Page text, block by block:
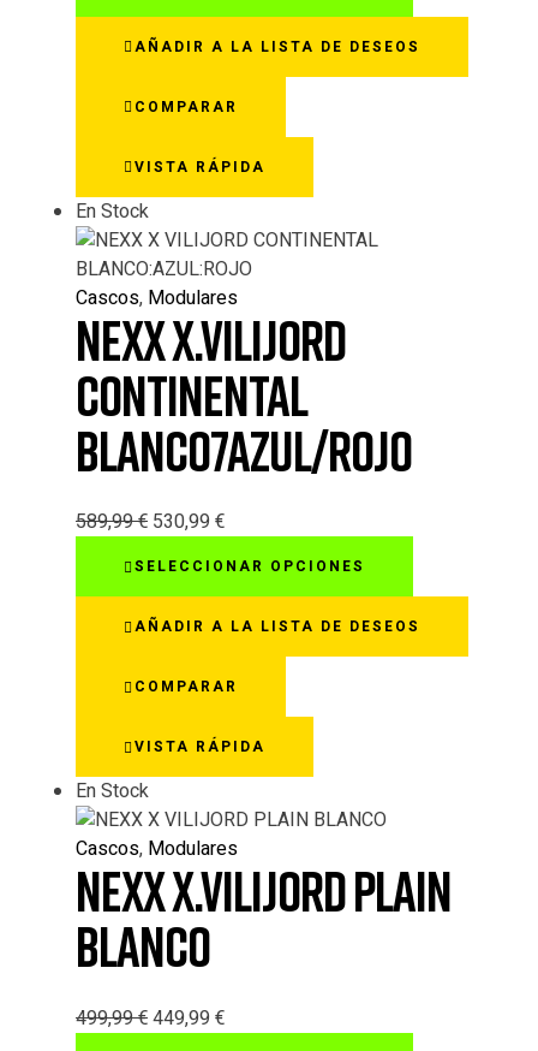
múltiples
variantes.
AÑADIR A LA LISTA DE DESEOS
COMPARAR
VISTA RÁPIDA
En Stock
Cascos, Modulares
NEXX X.VILIJORD
CONTINENTAL
BLANCO7AZUL/ROJO
589,99€ 530,99 €
SELECCIONAR OPCIONES
múltiples
variantes.
la
página
AÑADIR A LA LISTA DE DESEOS
COMPARAR
VISTA RÁPIDA
En Stock
Cascos, Modulares
NEXX X.VILIJORD PLAIN
BLANCO
499,99€449,99 €